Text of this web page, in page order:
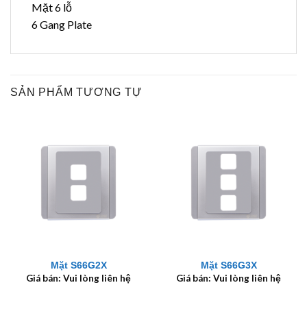
Mặt 6 lỗ
6 Gang Plate
SẢN PHẨM TƯƠNG TỰ
Mặt S66G2X
Giá bán: Vui lòng liên hệ
Mặt S66G3X
Giá bán: Vui lòng liên hệ